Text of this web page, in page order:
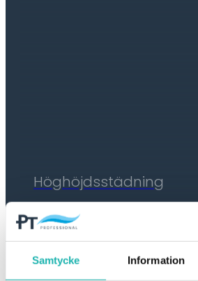
Samtycke Information
Höghöjdsstädning